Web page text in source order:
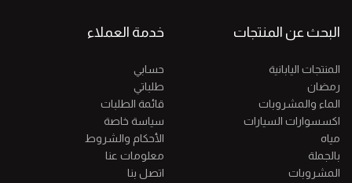
خدمة العملاء
حسابي
طلباتي
قائمة الطلبات
سياسة خاصة
الأحكام والشروط
معلومات عنا
اتصل بنا
البحث عن المنتجات
المنتجات اليابانية
رمضان
الماء والمشروبات
اكسسوارات السيارات
مياه
بالجملة
المشروبات